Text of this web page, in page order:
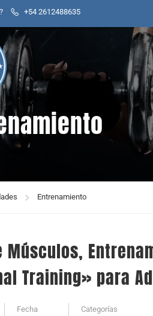
+54 2612488635
Entrenamiento
Músculos,
Training» para
Fecha Categorías